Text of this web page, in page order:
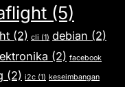
(5)
(2) cli (1) debian (2)
(2) facebook
(2) i2c (1) keseimbangan